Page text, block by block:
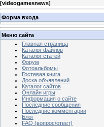
[videogamesnews]
Форма входа
Меню сайта
Главная страница
Каталог файлов
Каталог статей
Форум
Фотоальбомы
Гостевая книга
Доска объявлений
Каталог сайтов
Онлайн игры
Информация о сайте
Последние сообщения
Последние комментарии
Блог
FAQ (вопрос/ответ)